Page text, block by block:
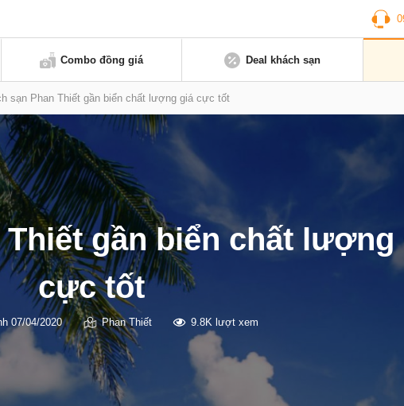
Combo đồng giá Deal khách sạn
sạn Phan Thiết gần biển chất lượng giá cực tốt
Thiết gần biển chất lượng
cực tốt
07/04/2020 Phan Thiết 9.8K lượt xem